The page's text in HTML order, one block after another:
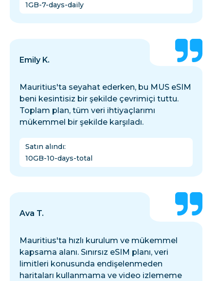
1GB-7-days-daily
Emily K.
Mauritius'ta seyahat ederken, bu MUS eSIM
beni kesintisiz bir şekilde çevrimiçi tuttu.
Toplam plan, tüm veri ihtiyaçlarımı
mükemmel bir şekilde karşıladı.
Satın alındı:
10GB-10-days-total
Ava T.
Mauritius'ta hızlı kurulum ve mükemmel
kapsama alanı. Sınırsız eSIM planı, veri
limitleri konusunda endişelenmeden
haritaları kullanmama ve video izlememe